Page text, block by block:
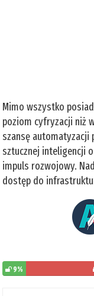
Mimo wszystko
poziom cyfryzacji niż
szansę automatyzacji
sztucznej inteligencji
impuls rozwojowy.
dostęp do
9%